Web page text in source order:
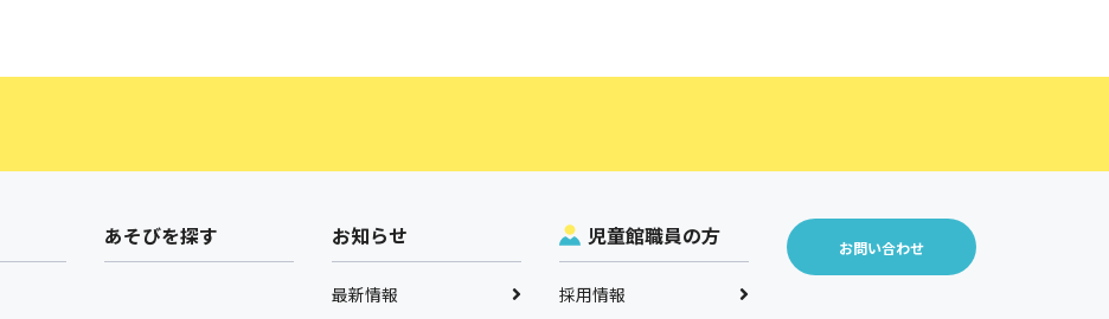
あそびを探す お知らせ
最新情報
児童館職員の方
採用情報
お問い合わせ